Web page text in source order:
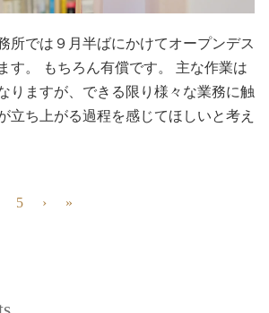
所では９月半ばにかけてオープンデス
す。 もちろん有償です。 主な作業は
りますが、できる限り様々な業務に触
立ち上がる過程を感じてほしいと考え
5 › »